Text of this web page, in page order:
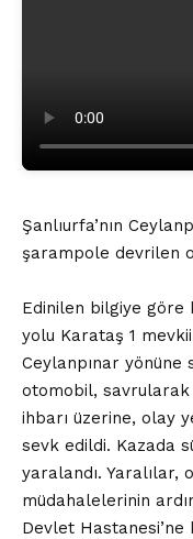
Şanlıurfa’nın
şarampole devrilen
Edinilen bilgiye göre
yolu Karataş 1
Ceylanpınar yönüne
otomobil,
ihbarı üzerine, olay
sevk edildi. Kazada
yaralandı. Yaralılar,
müdahalelerinin
Devlet Hastanesi’ne